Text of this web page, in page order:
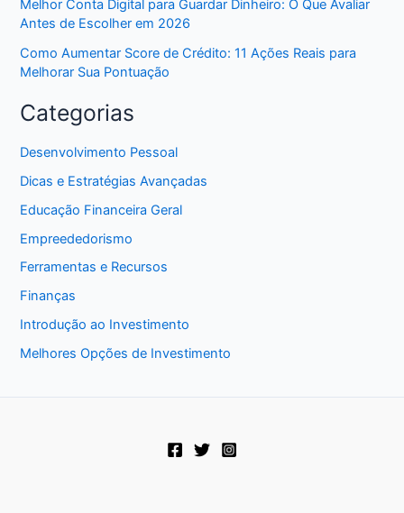
Melhor Conta Digital para Guardar Dinheiro: O Que Avaliar
Antes de Escolher em 2026
Como Aumentar Score de Crédito: 11 Ações Reais para
Melhorar Sua Pontuação
Categorias
Desenvolvimento Pessoal
Dicas e Estratégias Avançadas
Educação Financeira Geral
Empreededorismo
Ferramentas e Recursos
Finanças
Introdução ao Investimento
Melhores Opções de Investimento